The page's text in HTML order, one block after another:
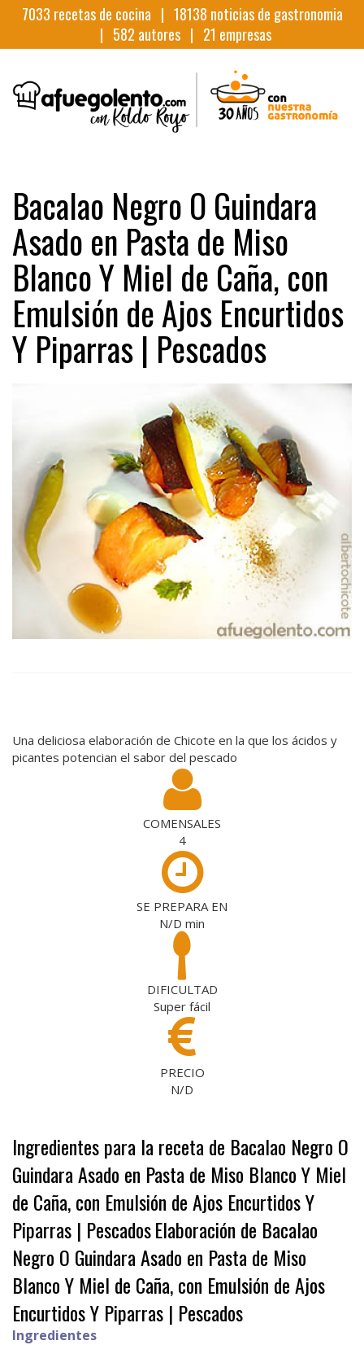
7033 recetas de cocina | 18138 noticias de gastronomia
| 582 autores | 21 empresas
Bacalao Negro O Guindara
Asado en Pasta de Miso
Blanco Y Miel de Caña, con
Emulsión de Ajos Encurtidos
Y Piparras | Pescados
Una deliciosa elaboración de Chicote en la que los ácidos y
picantes potencian el sabor del pescado
COMENSALES
4
SE PREPARA EN
N/D min
DIFICULTAD
Super fácil
PRECIO
N/D
Ingredientes para la receta de Bacalao Negro O
Guindara Asado en Pasta de Miso Blanco Y Miel
de Caña, con Emulsión de Ajos Encurtidos Y
Piparras | PescadosElaboración de Bacalao
Negro O Guindara Asado en Pasta de Miso
Blanco Y Miel de Caña, con Emulsión de Ajos
Encurtidos Y Piparras | Pescados
Ingredientes